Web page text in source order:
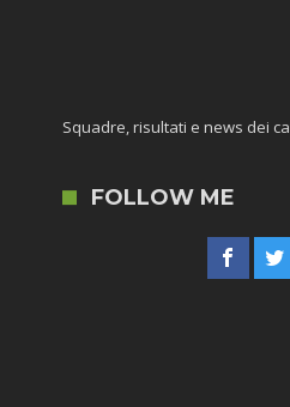
Squadre, risultati e news dei
FOLLOW ME